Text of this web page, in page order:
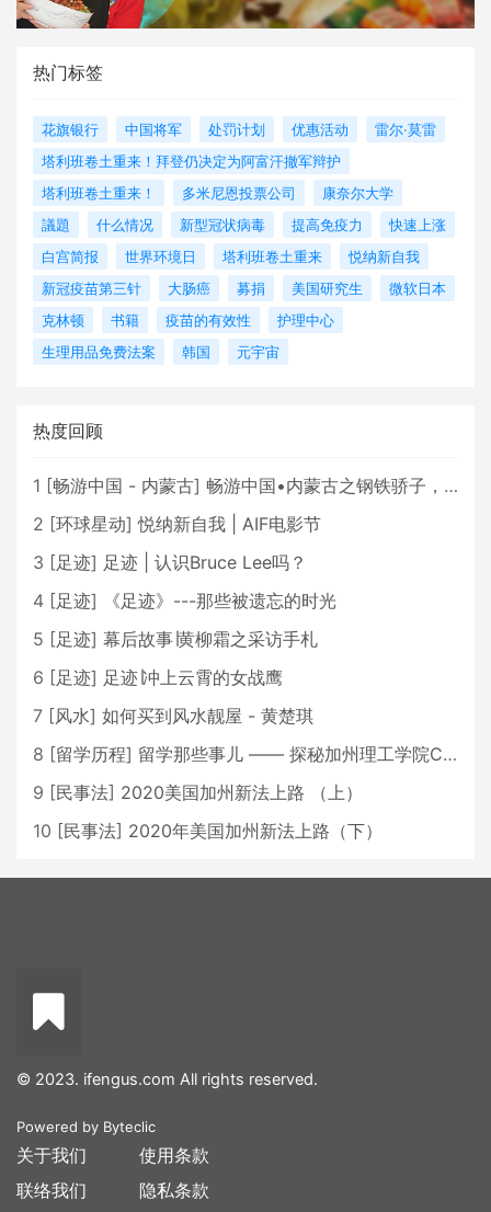
热门标签
花旗银行 中国将军 处罚计划 优惠活动
雷尔·莫雷
塔利班卷土重来！拜登仍决定为阿富汗撤军辩护
塔利班卷土重来！
多米尼恩投票公司
康奈尔大学
議題
什么情况 新型冠状病毒 提高免疫力
快速上涨
白宫简报
世界环境日 塔利班卷土重来
悦纳新自我
新冠疫苗第三针
大肠癌 募捐 美国研究生
微软日本
克林顿
书籍 疫苗的有效性
护理中心
生理用品免费法案
韩国 元宇宙
热度回顾
1 [畅游中国 - 内蒙古] 畅游中国•内蒙古之钢铁骄子，魅力包头
2 [环球星动] 悦纳新自我 | AIF电影节
3 [足迹] 足迹 | 认识Bruce Lee吗？
4 [足迹]
《足迹》---那些被遗忘的时光
5 [足迹] 幕后故事∣黄柳霜之采访手札
6 [足迹] 足迹∣冲上云霄的女战鹰
7 [风水] 如何买到风水靓屋 - 黄楚琪
8 [留学历程] 留学那些事儿 —— 探秘加州理工学院Caltech博士生活 [上集]
9 [民事法] 2020美国加州新法上路 （上）
10 [民事法] 2020年美国加州新法上路（下）
© 2023. ifengus.com All rights reserved.
Powered by Byteclic
关于我们
联络我们
使用条款
隐私条款